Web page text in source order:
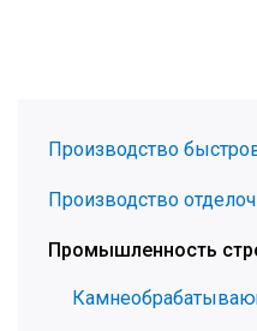
Производство
Производство
Промышленность